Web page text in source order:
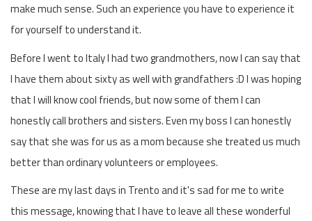
make much sense. Such an experience you have to experience it
for yourself to understand it.
Before I went to Italy I had two grandmothers, now I can say that
I have them about sixty as well with grandfathers :D I was hoping
that I will know cool friends, but now some of them I can
honestly call brothers and sisters. Even my boss I can honestly
say that she was for us as a mom because she treated us much
better than ordinary volunteers or employees.
These are my last days in Trento and it's sad for me to write
this message, knowing that I have to leave all these wonderful